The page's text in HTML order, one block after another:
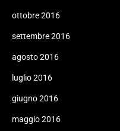
ottobre 2016
settembre 2016
agosto 2016
luglio 2016
giugno 2016
maggio 2016